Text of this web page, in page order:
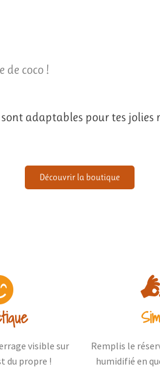
de coco !
adaptables pour tes jolies
Découvrir la boutique
visible sur
du propre !
Remplis le
humidifié en